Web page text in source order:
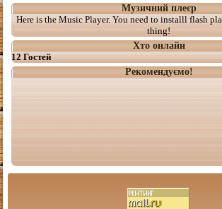
Музичний плеєр
Here is the Music Player. You need to installl flash
thing!
Хто онлайн
12 Гостей
Рекомендуємо!